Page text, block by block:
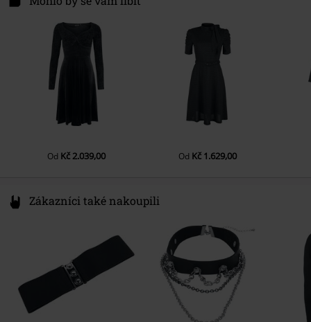
Barva
Netherlands
info@onedirectionclothing.com
Od Kč 2.039,00 Od Kč 1.629,00
Zákazníci také nakoupili